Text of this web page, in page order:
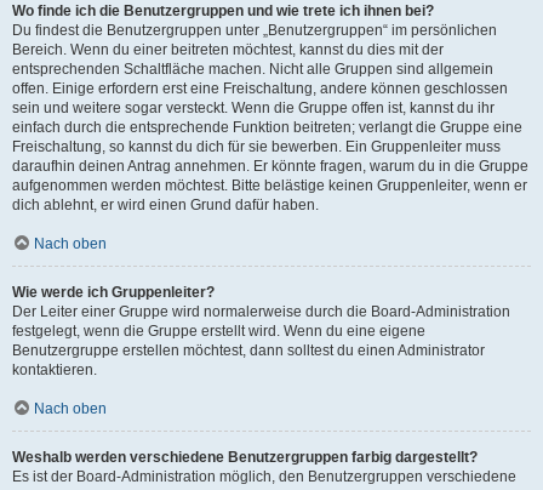
Wo finde ich die Benutzergruppen und wie trete ich ihnen bei?
Du findest die Benutzergruppen unter „Benutzergruppen“ im persönlichen
Bereich. Wenn du einer beitreten möchtest, kannst du dies mit der
entsprechenden Schaltfläche machen. Nicht alle Gruppen sind allgemein
offen. Einige erfordern erst eine Freischaltung, andere können geschlossen
sein und weitere sogar versteckt. Wenn die Gruppe offen ist, kannst du ihr
einfach durch die entsprechende Funktion beitreten; verlangt die Gruppe eine
Freischaltung, so kannst du dich für sie bewerben. Ein Gruppenleiter muss
daraufhin deinen Antrag annehmen. Er könnte fragen, warum du in die Gruppe
aufgenommen werden möchtest. Bitte belästige keinen Gruppenleiter, wenn er
dich ablehnt, er wird einen Grund dafür haben.
Nach oben
Wie werde ich Gruppenleiter?
Der Leiter einer Gruppe wird normalerweise durch die Board-Administration
festgelegt, wenn die Gruppe erstellt wird. Wenn du eine eigene
Benutzergruppe erstellen möchtest, dann solltest du einen Administrator
kontaktieren.
Nach oben
Weshalb werden verschiedene Benutzergruppen farbig dargestellt?
Es ist der Board-Administration möglich, den Benutzergruppen verschiedene